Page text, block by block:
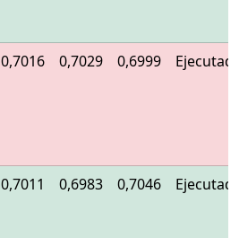
0,7016 0,7029 0,6999
0,7011 0,6983 0,7046